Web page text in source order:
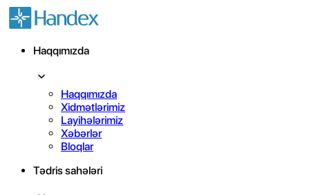
Haqqımızda
Haqqımızda
Xidmətlərimiz
Layihələrimiz
Xəbərlər
Bloqlar
Tədris sahələri